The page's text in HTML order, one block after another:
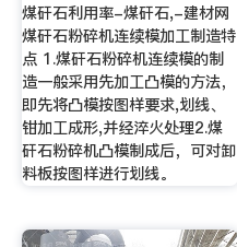
煤矸石利用率-煤矸石,-建材网
煤矸石粉碎机连续模加工制造特
点 1.煤矸石粉碎机连续模的制
造一般采用先加工凸模的方法，
即先将凸模按图样要求,划线、
钳加工成形,并经淬火处理2.煤
矸石粉碎机凸模制成后，可对卸
料板按图样进行划线。